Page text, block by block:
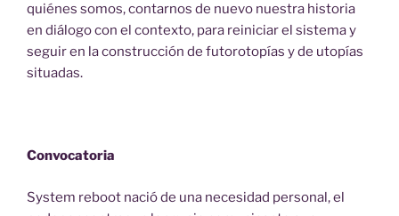
quiénes somos, contarnos de nuevo nuestra historia
en diálogo con el contexto, para reiniciar el sistema y
seguir en la construcción de futorotopías y de utopías
situadas.
Convocatoria
System reboot nació de una necesidad personal, el